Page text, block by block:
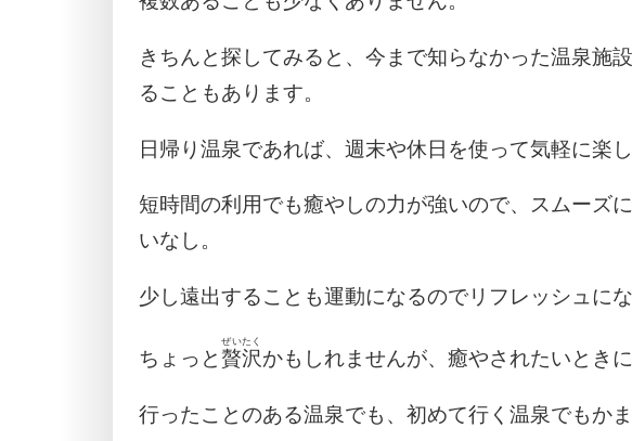
きちんと探してみると、今まで知らなかった温泉施
ることもあります。
日帰り温泉であれば、週末や休日を使って気軽に楽し
短時間の利用でも癒やしの力が強いので、スムーズ
いなし。
少し遠出することも運動になるのでリフレッシュにな
ちょっと贅沢
ぜいたく
かもしれませんが、癒やされたいとき
行ったことのある温泉でも、初めて行く温泉でもかま